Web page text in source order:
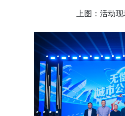
上图：活动